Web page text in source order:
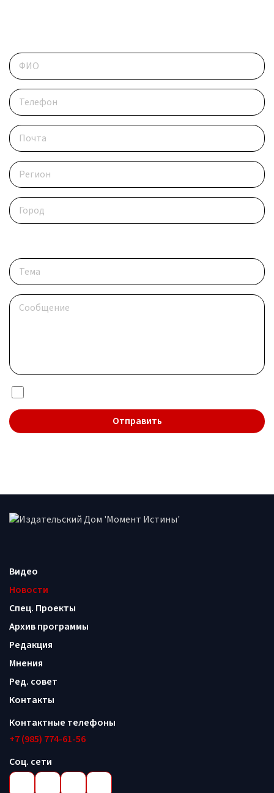
Видео
Новости
Спец. Проекты
Архив программы
Редакция
Мнения
Ред. совет
Контакты
Контактные телефоны
+7 (985) 774-61-56
Соц. сети